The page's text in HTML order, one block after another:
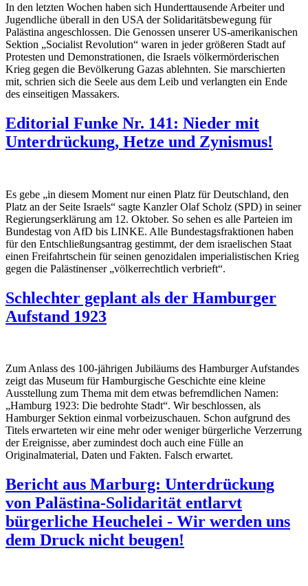
In den letzten Wochen haben sich Hunderttausende Arbeiter und
Jugendliche überall in den USA der Solidaritätsbewegung für
Palästina angeschlossen. Die Genossen unserer US-amerikanischen
Sektion „Socialist Revolution“ waren in jeder größeren Stadt auf
Protesten und Demonstrationen, die Israels völkermörderischen
Krieg gegen die Bevölkerung Gazas ablehnten. Sie marschierten
mit, schrien sich die Seele aus dem Leib und verlangten ein Ende
des einseitigen Massakers.
Editorial Funke Nr. 141: Nieder mit
Unterdrückung, Hetze und Zynismus!
Es gebe „in diesem Moment nur einen Platz für Deutschland, den
Platz an der Seite Israels“ sagte Kanzler Olaf Scholz (SPD) in seiner
Regierungserklärung am 12. Oktober. So sehen es alle Parteien im
Bundestag von AfD bis LINKE. Alle Bundestagsfraktionen haben
für den Entschließungsantrag gestimmt, der dem israelischen Staat
einen Freifahrtschein für seinen genozidalen imperialistischen Krieg
gegen die Palästinenser „völkerrechtlich verbrieft“.
Schlechter geplant als der Hamburger
Aufstand 1923
Zum Anlass des 100-jährigen Jubiläums des Hamburger Aufstandes
zeigt das Museum für Hamburgische Geschichte eine kleine
Ausstellung zum Thema mit dem etwas befremdlichen Namen:
„Hamburg 1923: Die bedrohte Stadt“. Wir beschlossen, als
Hamburger Sektion einmal vorbeizuschauen. Schon aufgrund des
Titels erwarteten wir eine mehr oder weniger bürgerliche Verzerrung
der Ereignisse, aber zumindest doch auch eine Fülle an
Originalmaterial, Daten und Fakten. Falsch erwartet.
Bericht aus Marburg: Unterdrückung
von Palästina-Solidarität entlarvt
bürgerliche Heuchelei - Wir werden uns
dem Druck nicht beugen!